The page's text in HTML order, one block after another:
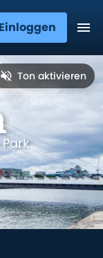
Einloggen
Ton aktivieren